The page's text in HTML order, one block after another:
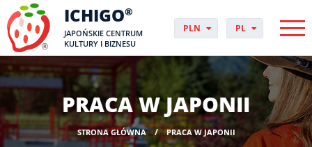
ICHIGO®
JAPOŃSKIE CENTRUM
KULTURY I BIZNESU
PLN
USD
CHF
DKK
NOK
SEK
PL
DA
DE
EN
ES
FR
PRACA W JAPONII
STRONA GŁÓWNA PRACA W JAPONII